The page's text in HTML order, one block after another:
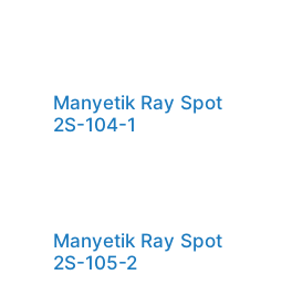
Manyetik Ray Spot
2S-104-1
Manyetik Ray Spot
2S-105-2